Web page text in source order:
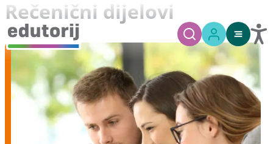
Rečenični dijelovi